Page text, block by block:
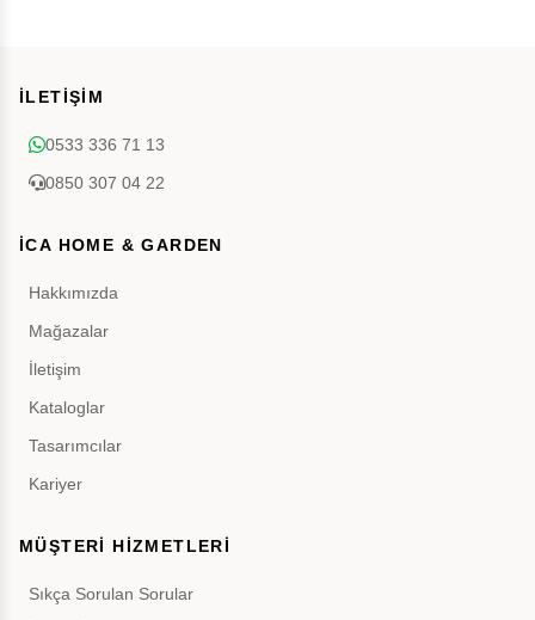
İLETİŞİM
0533 336 71 13
0850 307 04 22
İCA HOME & GARDEN
Hakkımızda
Mağazalar
İletişim
Kataloglar
Tasarımcılar
Kariyer
MÜŞTERİ HİZMETLERİ
Sıkça Sorulan Sorular